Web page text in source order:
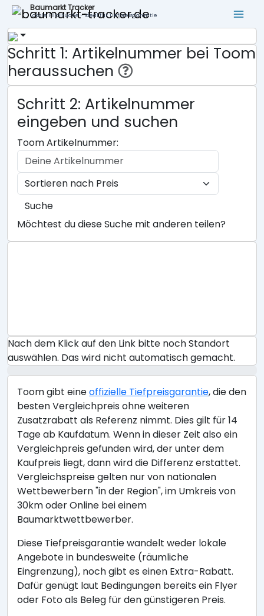
Baumarkt Tracker
Lokale Filialsuche - ideal für Tiefpreisgarantie
Schritt 1: Artikelnummer bei Toom
heraussuchen
Schritt 2: Artikelnummer
eingeben und suchen
Toom Artikelnummer:
Suche
Möchtest du diese Suche mit anderen teilen?
Nach dem Klick auf den Link bitte noch Standort
auswählen. Das wird nicht automatisch gemacht.
Toom gibt eineoffizielle Tiefpreisgarantie, die den
besten Vergleichpreis ohne weiteren
Zusatzrabatt als Referenz nimmt. Dies gilt für 14
Tage ab Kaufdatum. Wenn in dieser Zeit also ein
Vergleichpreis gefunden wird, der unter dem
Kaufpreis liegt, dann wird die Differenz erstattet.
Vergleichspreise gelten nur von nationalen
Wettbewerbern "in der Region", im Umkreis von
30km oder Online bei einem
Baumarktwettbewerber.
Diese Tiefpreisgarantie wandelt weder lokale
Angebote in bundesweite (räumliche
Eingrenzung), noch gibt es einen Extra-Rabatt.
Dafür genügt laut Bedingungen bereits ein Flyer
oder Foto als Beleg für den günstigeren Preis.